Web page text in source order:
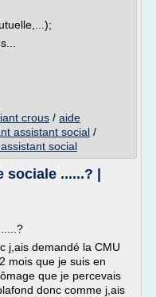
crous / aide
assistant social /
social
......? |
j,ais demandé la CMU
mois que je suis en
que je percevais
donc comme j,ais